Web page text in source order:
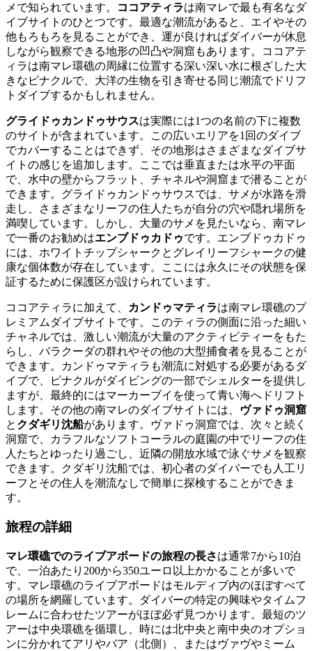
メで知られています。
ココアティラは南マレで最も有名なダ
イブサイトのひとつです。最適な潮流があると、エイやその
他もろもろを見ることができ、運が良ければダイバーが休息
しながら観察できる地形の凹凸や洞窟もあります。ココアテ
ィラは南マレ環礁の周縁に位置する深い深い水に根ざした大
きなピナクルで、大洋の生物を引き寄せる同じ潮流でドリフ
トダイブするかもしれません。
グライドゥカンドゥサウスは実際には1つの名前の下に複数
のサイトが含まれています。この広いエリアを1回のダイブ
でカバーすることはできず、その地形はさまざまなダイブサ
イトの感じを追加します。ここでは垂直または水平の平面
で、水中の壁からフラット、チャネルや洞窟まで潜ることが
できます。グライドゥカンドゥサウスでは、サメが水路を滑
走し、さまざまなリーフの住人たちが自分の穴や隠れ場所を
満喫しています。しかし、大量のサメを見たいなら、南マレ
で一番のお勧めはエンブドゥカドゥです。エンブドゥカドゥ
には、ホワイトチップシャークとグレイリーフシャークの健
康な個体数が存在しています。ここには永久にその状態を保
証するために保護区が設けられています。
ココアティラに加えて、 カンドゥマティラは南マレ環礁のプ
レミアムダイブサイトです。このティラの側面に沿った細い
チャネルでは、激しい潮流が大量のアクティビティーをもた
らし、バラクーダの群れやその他の大型捕食者を見ることが
できます。カンドゥマティラも潮流に対処する必要があるダ
イブで、ピナクルがダイビングの一部でシェルターを提供し
ますが、最終的にはマーカーブイを使って青い海へドリフト
します。その他の南マレのダイブサイトには、
ヴァドゥ洞窟
と クダギリ沈船があります。ヴァドゥ洞窟では、次々と続く
洞窟で、カラフルなソフトコーラルの庭園の中でリーフの住
人たちとゆったり過ごし、近隣の開放水域で泳ぐサメを観察
できます。クダギリ沈船では、初心者のダイバーでも人工リ
ーフとその住人を潮流なしで簡単に探検することができま
す。
旅程の詳細
マレ環礁でのライブアボードの旅程の長さは通常7から10泊
で、一泊あたり200から350ユーロ以上かかることが多いで
す。マレ環礁のライブアボードはモルディブ内のほぼすべて
の場所を網羅しています。ダイバーの特定の興味やタイムフ
レームに合わせたツアーがほぼ必ず見つかります。最短のツ
アーは中央環礁を循環し、時には北中央と南中央のオプショ
ンに分かれてアリやバア（北側）、またはヴァヴやミーム